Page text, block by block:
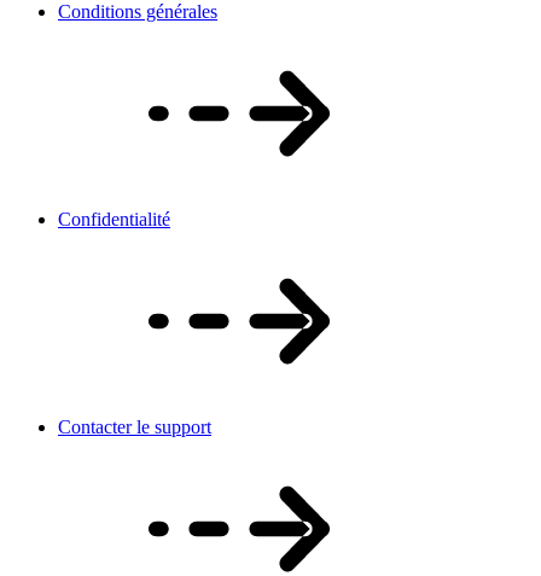
Conditions générales
Confidentialité
Contacter le support